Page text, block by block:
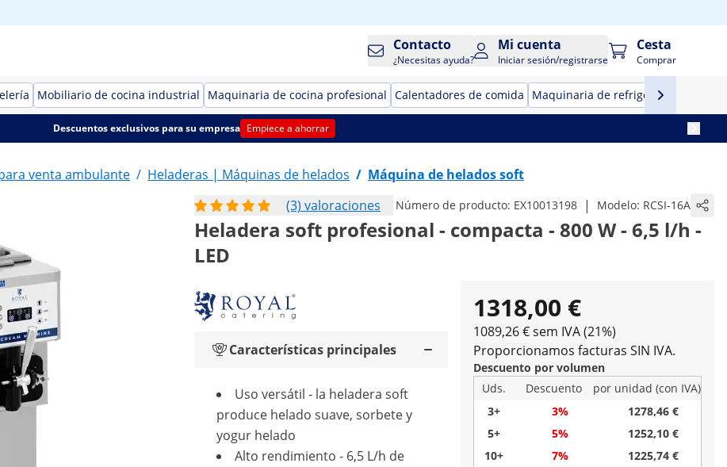
Contacto
¿Necesitas ayuda?
Mi cuenta
Iniciar sesión/registrarse
Cesta
Comprar
Mobiliario de cocina industrial Maquinaria de cocina profesional Calentadores de comida Maquinaria de refrigeración para
Descuentos exclusivos para su empresa Empiece a ahorrar
venta ambulante / Heladeras | Máquinas de helados / Máquina de helados soft
(3) valoraciones
Número de producto: EX10013198 | Modelo: RCSI-16A
Heladera soft profesional - compacta - 800 W - 6,5 l/h -
LED
1318,00 €
1089,26 € sem IVA (21%)
Proporcionamos facturas SIN IVA.
Descuento por volumen
Uds.
Descuento
por unidad (con IVA)
3+
3%
1278,46 €
5+
5%
1252,10 €
10+
7% 1225,74 €
Características principales
Uso versátil - la heladera soft
produce helado suave, sorbete y
yogur helado
Alto rendimiento - 6,5 L/h de